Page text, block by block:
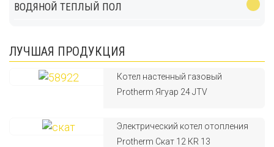
ВОДЯНОЙ ТЕПЛЫЙ ПОЛ
ЛУЧШАЯ ПРОДУКЦИЯ
Котел настенный газовый
Protherm Ягуар 24 JTV
Электрический котел отопления
Protherm Скат 12 КR 13